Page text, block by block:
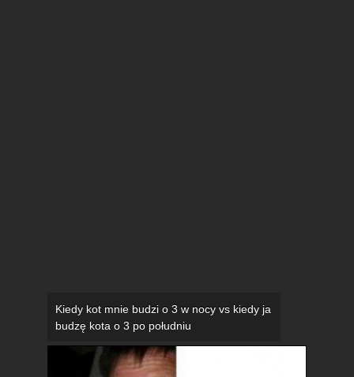
Kiedy kot mnie budzi o 3 w nocy vs kiedy ja
budzę kota o 3 po południu